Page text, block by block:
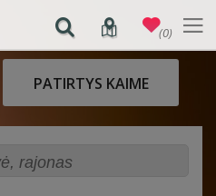
PATIRTYS KAIME
(0)